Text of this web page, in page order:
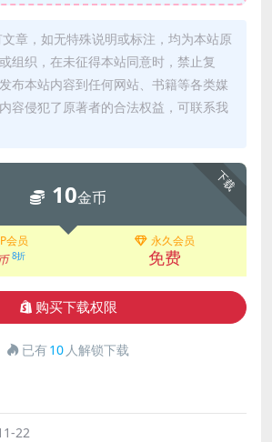
章，如无特殊说明或标注，均为本站原
组织，在未征得本站同意时，禁止复
布本站内容到任何网站、书籍等各类媒
容侵犯了原著者的合法权益，可联系我
下载
10金币
会员
8折
永久会员
免费
购买下载权限
已有10 人解锁下载
22